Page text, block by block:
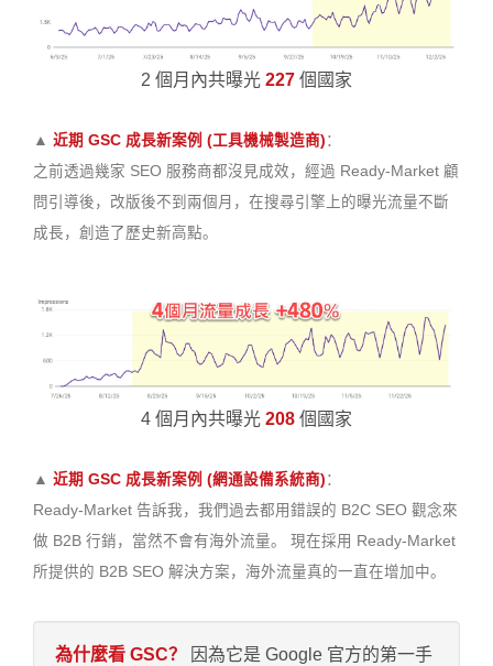
2 個月內共曝光 227 個國家
▲ 近期 GSC 成長新案例 (工具機械製造商) ：
之前透過幾家 SEO 服務商都沒見成效，經過 Ready-Market 顧
問引導後，改版後不到兩個月，在搜尋引擎上的曝光流量不斷
成長，創造了歷史新高點。
4 個月內共曝光 208 個國家
▲ 近期 GSC 成長新案例 (網通設備系統商) ：
Ready-Market 告訴我，我們過去都用錯誤的 B2C SEO 觀念來
做 B2B 行銷，當然不會有海外流量。 現在採用 Ready-Market
所提供的 B2B SEO 解決方案，海外流量真的一直在增加中。
為什麼看 GSC？
因為它是 Google 官方的第一手